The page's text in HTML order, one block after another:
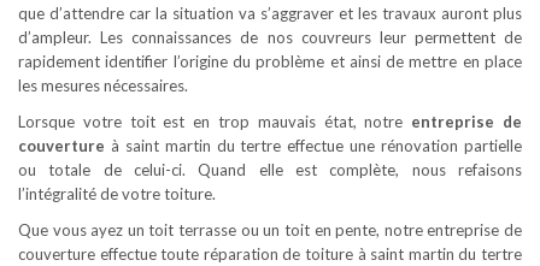
que d’attendre car la situation va s’aggraver et les travaux auront plus
d’ampleur. Les connaissances de nos couvreurs leur permettent de
rapidement identifier l’origine du problème et ainsi de mettre en place
les mesures nécessaires.
Lorsque votre toit est en trop mauvais état, notre entreprise de
couverture à saint martin du tertre effectue une rénovation partielle
ou totale de celui-ci. Quand elle est complète, nous refaisons
l’intégralité de votre toiture.
Que vous ayez un toit terrasse ou un toit en pente, notre entreprise de
couverture effectue toute réparation de toiture à saint martin du tertre